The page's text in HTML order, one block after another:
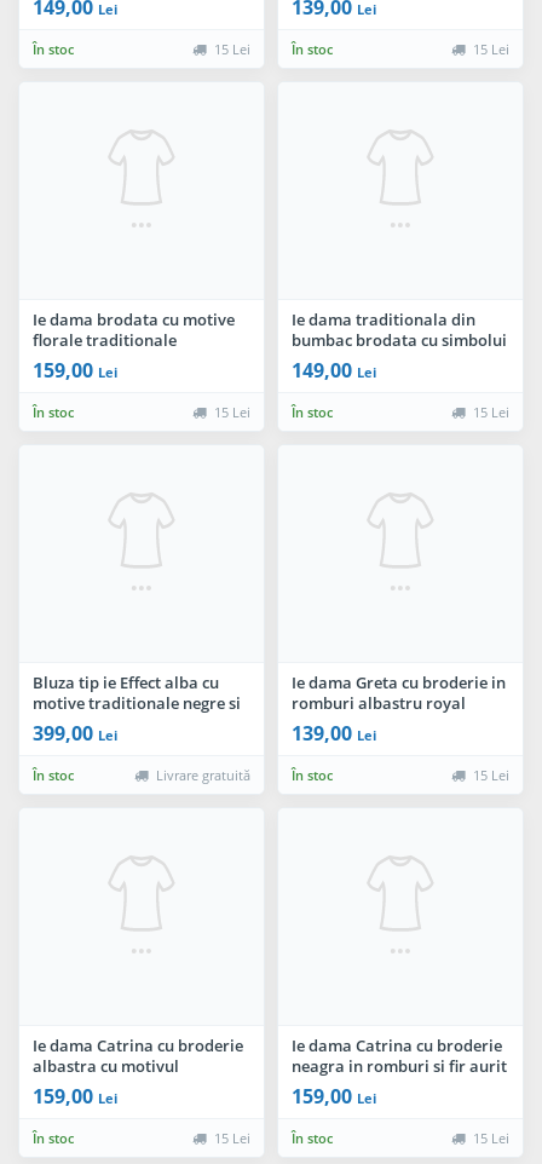
popular
149,00 Lei
În stoc 15 Lei
139,00 Lei
În stoc 15 Lei
Ie dama brodata cu motive
florale traditionale
multicolore
159,00 Lei
În stoc 15 Lei
Ie dama traditionala din
bumbac brodata cu simbolui
rombului
149,00 Lei
În stoc 15 Lei
Bluza tip ie Effect alba cu
motive traditionale negre si
albastre
399,00 Lei
În stoc Livrare gratuită
Ie dama Greta cu broderie in
romburi albastru royal
139,00 Lei
În stoc 15 Lei
Ie dama Catrina cu broderie
albastra cu motivul
rombului
159,00 Lei
În stoc 15 Lei
Ie dama Catrina cu broderie
neagra in romburi si fir aurit
159,00 Lei
În stoc 15 Lei